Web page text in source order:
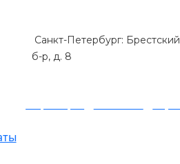
Санкт-Петербург: Брестский
б-р, д. 8